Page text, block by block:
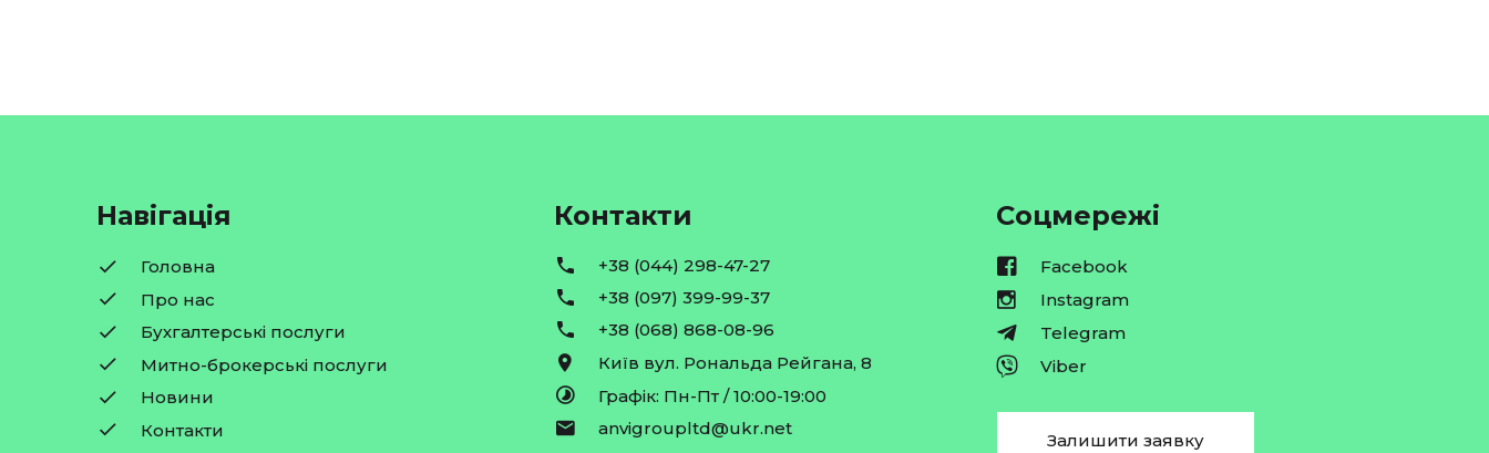
Навігація
Головна
Про нас
Бухгалтерські послуги
Митно-брокерські послуги
Новини
Контакти
Контакти
+38 (044) 298-47-27
+38 (097) 399-99-37
+38 (068) 868-08-96
Київ вул. Рональда Рейгана, 8
Графік: Пн-Пт / 10:00-19:00
anvigroupltd@ukr.net
Соцмережі
Facebook
Instagram
Telegram
Viber
Залишити заявку